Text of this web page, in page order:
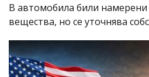
В автомобила били
вещества, но се уточнява